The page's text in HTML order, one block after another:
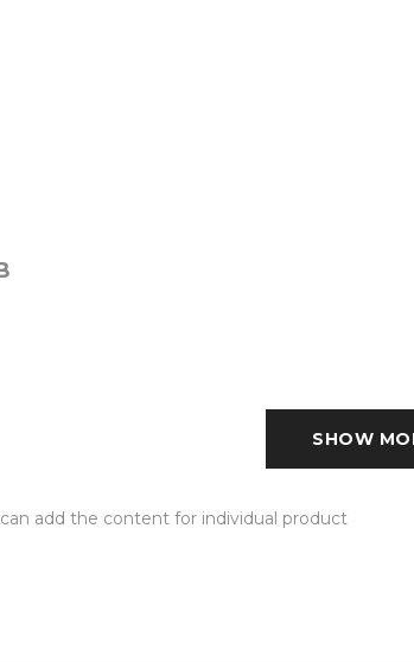
SHOW
add the content for individual product